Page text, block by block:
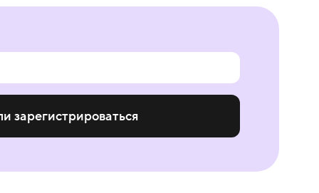
зарегистрироваться